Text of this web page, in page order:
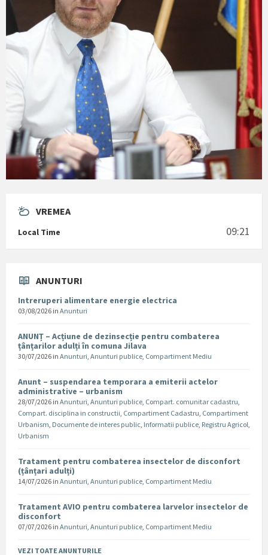
VREMEA
Local Time 09:21
ANUNTURI
Intreruperi alimentare energie electrica
03/08/2026 in Anunturi
ANUNȚ – Acțiune de dezinsecție pentru combaterea
țânțarilor adulți în comuna Jilava
30/07/2026 in Anunturi, Anunturi publice, Compartiment Mediu
Anunt – suspendarea temporara a emiterii actelor
administrative – urbanism
28/07/2026 in Anunturi, Anunturi publice, Compart. comunitar cadastru,
Compart. disciplina in constructii, Compartiment Cadastru, Compartiment
Urbanism, Documente de interes public, Informatii publice, Registru Agricol,
Urbanism
Tratament pentru combaterea insectelor de disconfort
(țânțari adulți)
14/07/2026 in Anunturi, Anunturi publice, Compartiment Mediu
Tratament AVIO pentru combaterea larvelor insectelor de
disconfort
07/07/2026 in Anunturi, Anunturi publice, Compartiment Mediu
VEZI TOATE ANUNTURILE